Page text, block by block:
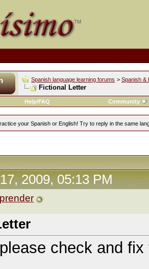
Spanish language learning forums > Spanish &
Fictional Letter
Help/FAQ Community
your Spanish or English! Try to reply in the same
2009, 05:13 PM
check and